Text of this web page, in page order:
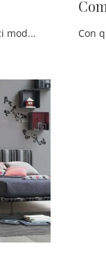
Le più belle camerette per ragazzi moderne ti aspettano! Scopri il modello Composizione 02 di Tomasella.